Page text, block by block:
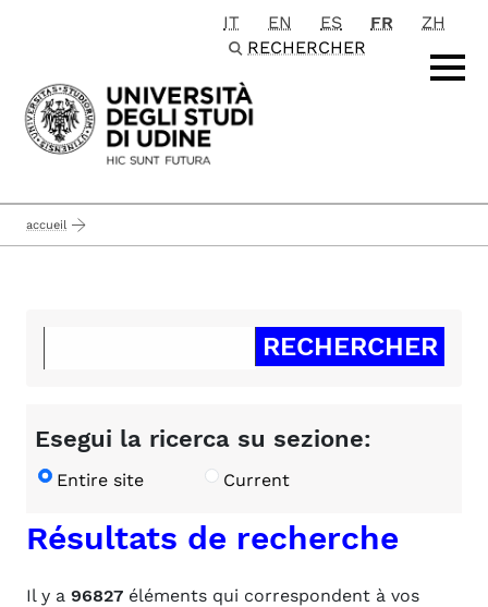
Passa al contenuto principale
IT EN ES FR
ZH
RECHERCHER
accueil
Esegui la ricerca su sezione:
Entire site Current
Résultats de recherche
Il y a 96827 éléments qui correspondent à vos